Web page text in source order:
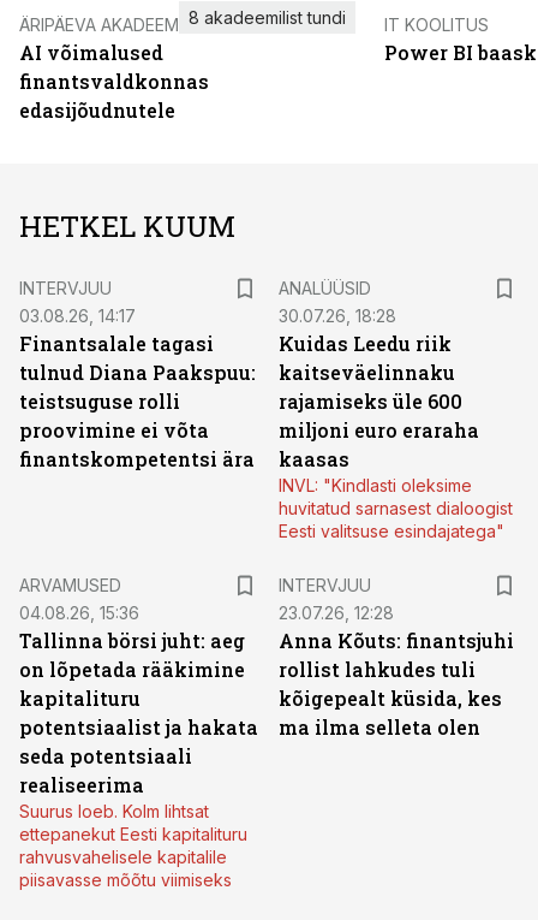
ÄRIPÄEVA AKADEEMIA
AI võimalused
finantsvaldkonnas
edasijõudnutele
8 akadeemilist tundi IT KOOLITUS
Power BI
HETKEL KUUM
INTERVJUU
03.08.26, 14:17
Finantsalale tagasi
tulnud Diana Paakspuu:
teistsuguse rolli
proovimine ei võta
finantskompetentsi ära
ANALÜÜSID
30.07.26, 18:28
Kuidas Leedu riik
kaitseväelinnaku
rajamiseks üle 600
miljoni euro eraraha
kaasas
INVL: "Kindlasti oleksime
huvitatud sarnasest dialoogist
Eesti valitsuse esindajatega"
ARVAMUSED
04.08.26, 15:36
Tallinna börsi juht: aeg
on lõpetada rääkimine
kapitalituru
potentsiaalist ja hakata
seda potentsiaali
realiseerima
Suurus loeb. Kolm lihtsat
ettepanekut Eesti kapitalituru
rahvusvahelisele kapitalile
piisavasse mõõtu viimiseks
INTERVJUU
23.07.26, 12:28
Anna Kõuts: finantsjuhi
rollist lahkudes tuli
kõigepealt küsida, kes
ma ilma selleta olen